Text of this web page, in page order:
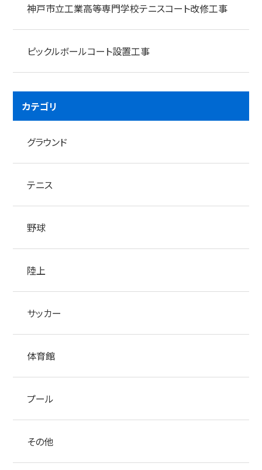
神戸市立工業高等専門学校テニスコート改修工事
ピックルボールコート設置工事
カテゴリ
グラウンド
テニス
野球
陸上
サッカー
体育館
プール
その他